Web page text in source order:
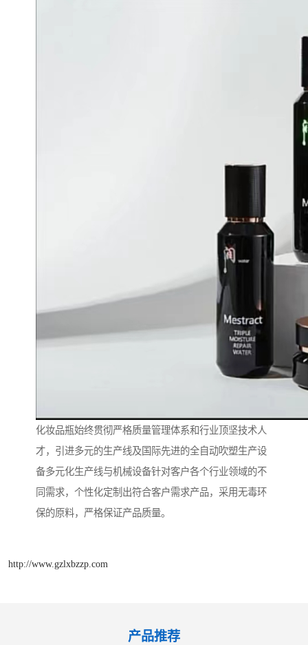
化妆品瓶始终贯彻严格质量管理体系和行业顶坚技术人
才，引进多元的生产线及国际先进的全自动吹塑生产设
备多元化生产线与机械设备针对客户各个行业领域的不
同需求，个性化定制出符合客户需求产品，采用无毒环
保的原料，严格保证产品质量。
http://www.gzlxbzzp.com
产品推荐